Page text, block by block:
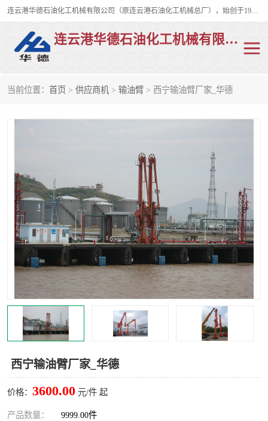
连云港华德石油化工机械有限公司（原连云港石油化工机械总厂），始创于1982年，是从事码头船用流体装卸臂、陆用流体装卸臂（鹤管）、活动梯、钢构平台、定量装车系统等全系列流体装卸设备的设计、制造、销售以及服务的专业供应商。
连云港华德石油化工机械有限公司
当前位置： 首页 > 供应商机 > 输油臂 > 西宁输油臂厂家_华德
西宁输油臂厂家_华德
价格： 3600.00 元/件 起
产品数量： 9999.00件
活动梯
平台栈桥 卸车鹤管
装车鹤管 输油臂
紧急脱离干式接头 火车鹤管
汽车鹤管 顶部鹤管
底部鹤管 低温鹤管
浮动出油装置 鹤管
车臂